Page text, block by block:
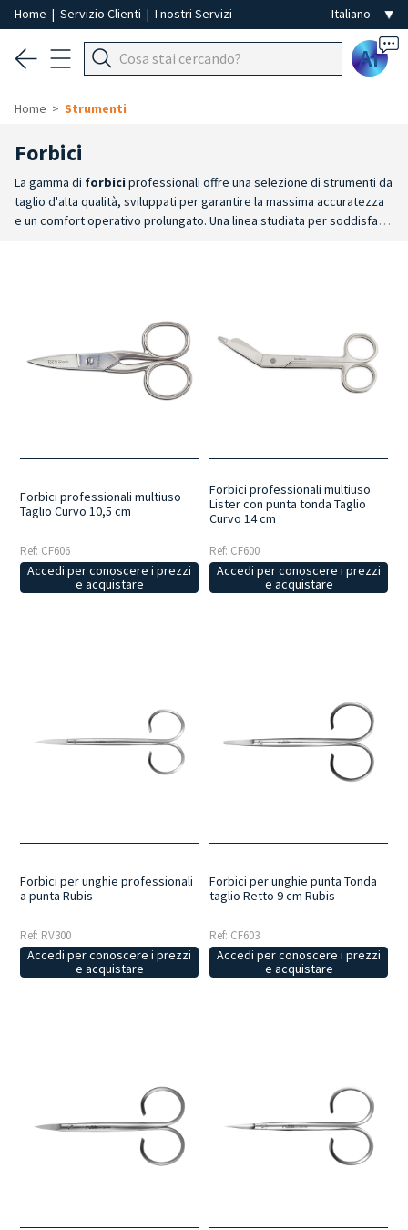
Home | Servizio Clienti | I nostri Servizi
Ai
Home Strumenti
Forbici
La gamma di forbici professionali offre una selezione di strumenti da
taglio d'alta qualità, sviluppati per garantire la massima accuratezza
e un comfort operativo prolungato. Una linea studiata per soddisfare
lame e delle punte permettono di scegliere lo strumento più adatto
in base all'area di applicazione e al livello di precisione
richiesto.Ergonomia e Controllo
: la disponibilità di modelli
differenti consente un'ottima maneggevolezza in base al tipo di
esecuzione del lavoro quotidiano.
Forbici professionali multiuso
Taglio Curvo 10,5 cm
Ref: CF606
Accedi per conoscere i prezzi
e acquistare
Forbici professionali multiuso
Lister con punta tonda Taglio
Curvo 14 cm
Ref: CF600
Accedi per conoscere i prezzi
e acquistare
Forbici per unghie professionali
a punta Rubis
Ref: RV300
Accedi per conoscere i prezzi
e acquistare
Forbici per unghie punta Tonda
taglio Retto 9 cm Rubis
Ref: CF603
Accedi per conoscere i prezzi
e acquistare